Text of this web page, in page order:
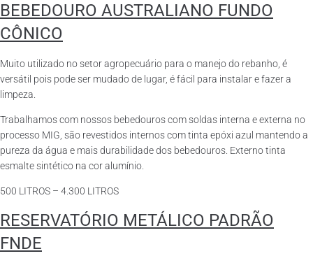
BEBEDOURO AUSTRALIANO FUNDO
CÔNICO
Muito utilizado no setor agropecuário para o manejo do rebanho, é
versátil pois pode ser mudado de lugar, é fácil para instalar e fazer a
limpeza.
Trabalhamos com nossos bebedouros com soldas interna e externa no
processo MIG, são revestidos internos com tinta epóxi azul mantendo a
pureza da água e mais durabilidade dos bebedouros. Externo tinta
esmalte sintético na cor alumínio.
500 LITROS – 4.300 LITROS
RESERVATÓRIO METÁLICO PADRÃO
FNDE